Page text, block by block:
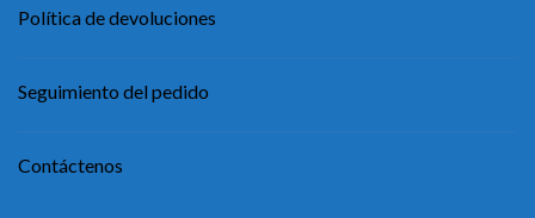
Política de devoluciones
Seguimiento del pedido
Contáctenos